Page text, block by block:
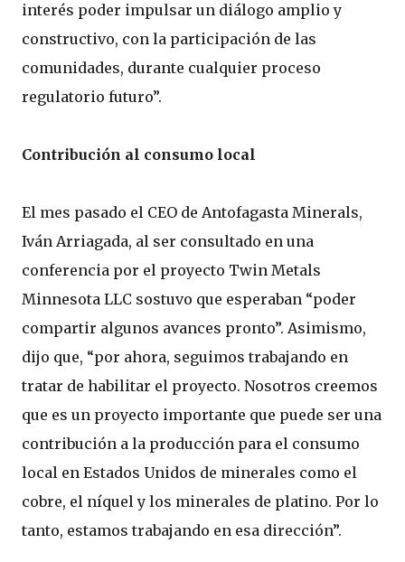
interés poder impulsar un diálogo amplio y
constructivo, con la participación de las
comunidades, durante cualquier proceso
regulatorio futuro”.
Contribución al consumo local
El mes pasado el CEO de Antofagasta Minerals,
Iván Arriagada, al ser consultado en una
conferencia por el proyecto Twin Metals
Minnesota LLC sostuvo que esperaban “poder
compartir algunos avances pronto”. Asimismo,
dijo que, “por ahora, seguimos trabajando en
tratar de habilitar el proyecto. Nosotros creemos
que es un proyecto importante que puede ser una
contribución a la producción para el consumo
local en Estados Unidos de minerales como el
cobre, el níquel y los minerales de platino. Por lo
tanto, estamos trabajando en esa dirección”.